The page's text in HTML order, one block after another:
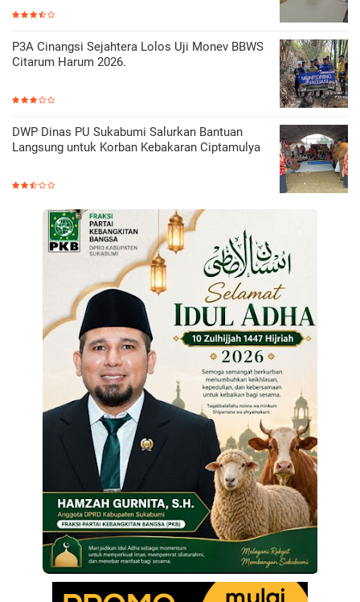
P3A Cinangsi Sejahtera Lolos Uji Monev BBWS
Citarum Harum 2026.
DWP Dinas PU Sukabumi Salurkan Bantuan
Langsung untuk Korban Kebakaran Ciptamulya